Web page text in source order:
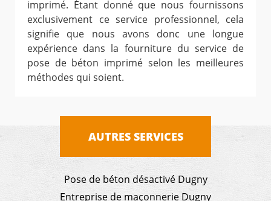
imprimé. Étant donné que nous fournissons
exclusivement ce service professionnel, cela
signifie que nous avons donc une longue
expérience dans la fourniture du service de
pose de béton imprimé selon les meilleures
méthodes qui soient.
AUTRES SERVICES
Pose de béton désactivé Dugny
Entreprise de maçonnerie Dugny